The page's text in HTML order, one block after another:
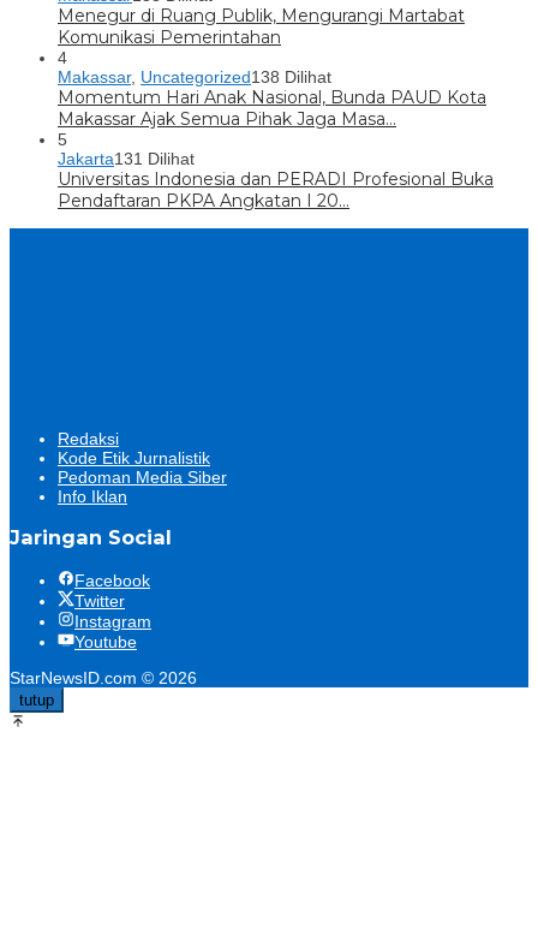
Menegur di Ruang Publik, Mengurangi Martabat
Komunikasi Pemerintahan
4
Makassar, Uncategorized138 Dilihat
Momentum Hari Anak Nasional, Bunda PAUD Kota
Makassar Ajak Semua Pihak Jaga Masa…
5
Jakarta131 Dilihat
Universitas Indonesia dan PERADI Profesional Buka
Pendaftaran PKPA Angkatan I 20…
Redaksi
Kode Etik Jurnalistik
Pedoman Media Siber
Info Iklan
Jaringan Social
Facebook
Twitter
Instagram
Youtube
StarNewsID.com © 2026
tutup